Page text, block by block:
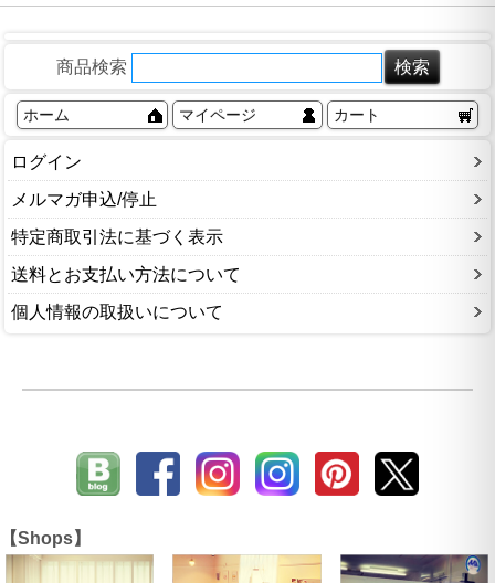
商品検索
ホーム マイページ カート
ログイン
メルマガ申込/停止
特定商取引法に基づく表示
送料とお支払い方法について
個人情報の取扱いについて
【Shops】